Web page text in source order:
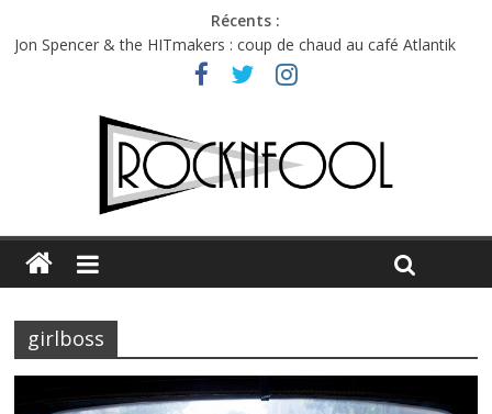
Récents :
Jon Spencer & the HITmakers : coup de chaud au café Atlantik
Hellfest 2026 vendredi : température et émotions en hausse
Hellfest 2026 jeudi : impossible de choisir entre chaleur et bonne
Première édition du Midgard Festival : entre bière, métal et
Charlie Puth à l’Olympia : la leçon de pop du Professeur Puth
girlboss